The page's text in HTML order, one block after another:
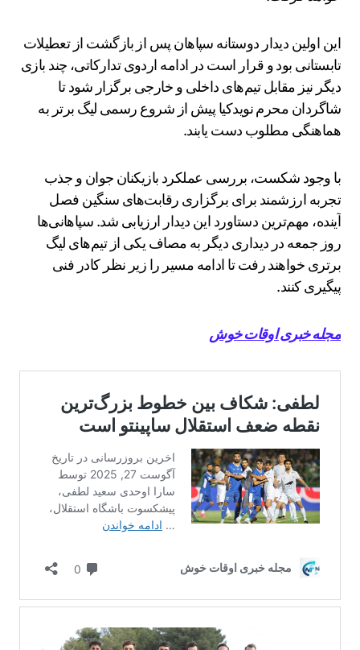
این اولین دیدار دوستانه سپاهان پس از بازگشت از تعطیلات
تابستانی بود و قرار است در ادامه اردوی تدارکاتی، چند بازی
دیگر نیز مقابل تیم‌های داخلی و خارجی برگزار شود تا
شاگردان محرم نویدکیا پیش از شروع رسمی لیگ برتر به
هماهنگی مطلوب دست یابند.
با وجود شکست، بررسی عملکرد بازیکنان جوان و جذب
تجربه ارزشمند برای برگزاری رقابت‌های سنگین فصل
آینده، مهم‌ترین دستاورد این دیدار ارزیابی شد. سپاهانی‌ها
روز جمعه در دیداری دیگر به مصاف یکی از تیم‌های لیگ
برتری خواهند رفت تا ادامه مسیر را زیر نظر کادر فنی
پیگیری کنند.
مجله خبری اوقات خوش